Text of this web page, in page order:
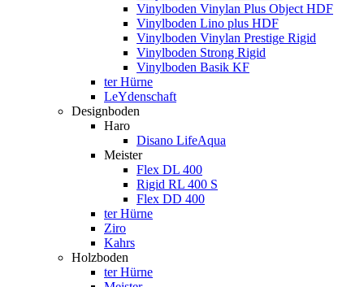
Vinylboden Vinylan Plus Object HDF
Vinylboden Lino plus HDF
Vinylboden Vinylan Prestige Rigid
Vinylboden Strong Rigid
Vinylboden Basik KF
ter Hürne
LeYdenschaft
Designboden
Haro
Disano LifeAqua
Meister
Flex DL 400
Rigid RL 400 S
Flex DD 400
ter Hürne
Ziro
Kahrs
Holzboden
ter Hürne